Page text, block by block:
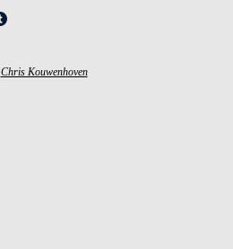
Chris Kouwenhoven